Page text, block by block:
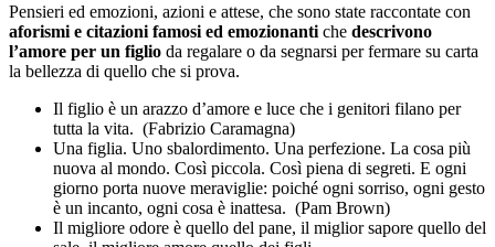
Pensieri ed emozioni, azioni e attese, che sono state raccontate con
aforismi e citazioni famosi ed emozionanti che descrivono
l’amore per un figlio da regalare o da segnarsi per fermare su carta
la bellezza di quello che si prova.
Il figlio è un arazzo d’amore e luce che i genitori filano per
tutta la vita. (Fabrizio Caramagna)
Una figlia. Uno sbalordimento. Una perfezione. La cosa più
nuova al mondo. Così piccola. Così piena di segreti. E ogni
giorno porta nuove meraviglie: poiché ogni sorriso, ogni gesto
è un incanto, ogni cosa è inattesa. (Pam Brown)
Il migliore odore è quello del pane, il miglior sapore quello del